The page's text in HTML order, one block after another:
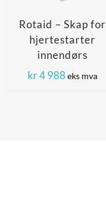
Rotaid – Skap for
hjertestarter
innendørs
kr4 988 eks mva